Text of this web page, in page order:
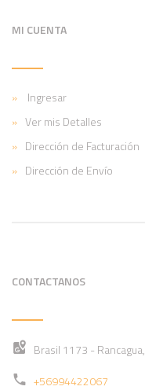
MI CUENTA
Ingresar
Ver mis Detalles
Dirección de Facturación
Dirección de Envío
CONTACTANOS
Brasil 1173 - Rancagua,
+56994422067